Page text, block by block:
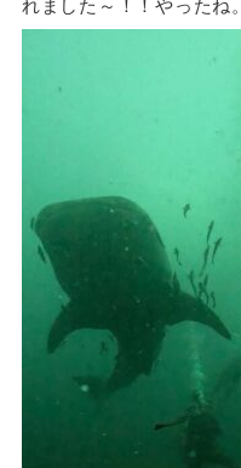
れました～！！やったね。